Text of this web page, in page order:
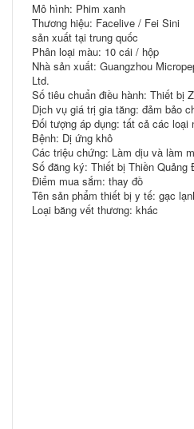
Mô hình: Phim xanh
Thương hiệu: Facelive / Fei Sini
sản xuất tại trung quốc
Phân loại màu: 10 cái / hộp
Nhà sản xuất: Guangzhou
Ltd.
Số tiêu chuẩn điều hành: Thiết bị
Dịch vụ giá trị gia tăng: đảm bảo
Đối tượng áp dụng: tất cả các loại
Bệnh: Dị ứng khô
Các triệu chứng: Làm dịu và làm
Số đăng ký: Thiết bị Thiền Quảng
Điểm mua sắm: thay đồ
Tên sản phẩm thiết bị y tế: gạc
Loại băng vết thương: khác